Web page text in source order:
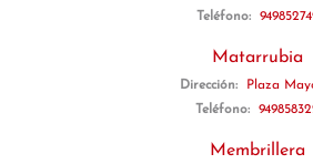
Teléfono:
Matarrubia
Dirección:
Plaza
Teléfono:
Membrillera